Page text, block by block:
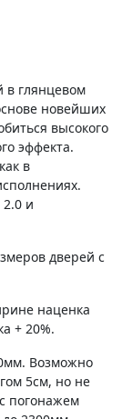
в глянцевом
новейших
высокого
эффекта.
в
2.0 и
дверей с
наценка
+ 20%.
Возможно
5см, но не
погонажем